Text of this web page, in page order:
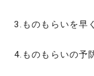
3.ものもらいを早
4.ものもらいの予